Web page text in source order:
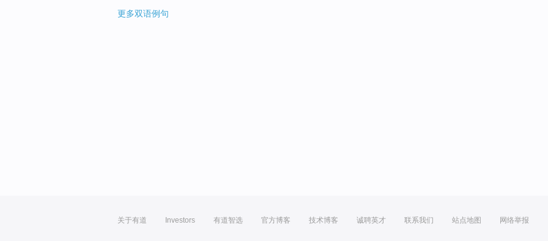
更多双语例句
关于有道 Investors 有道智选 官方博客 技术博客 诚聘英才 联系我们 站点地图 网络举报